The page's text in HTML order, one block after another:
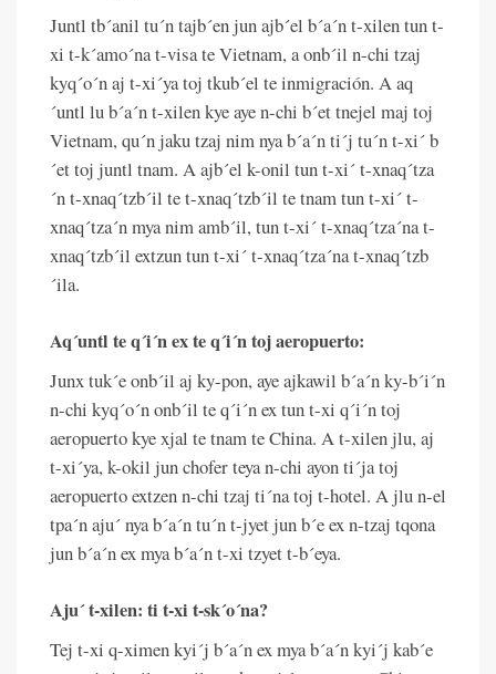
Juntl tb´anil tu´n tajb´en jun ajb´el b´a´n t-xilen tun t-
xi t-k´amo´na t-visa te Vietnam, a onb´il n-chi tzaj
kyq´o´n aj t-xi´ya toj tkub´el te inmigración. A aq
´untl lu b´a´n t-xilen kye aye n-chi b´et tnejel maj toj
Vietnam, qu´n jaku tzaj nim nya b´a´n ti´j tu´n t-xi´ b
´et toj juntl tnam. A ajb´el k-onil tun t-xi´ t-xnaq´tza
´n t-xnaq´tzb´il te t-xnaq´tzb´il te tnam tun t-xi´ t-
xnaq´tza´n mya nim amb´il, tun t-xi´ t-xnaq´tza´na t-
xnaq´tzb´il extzun tun t-xi´ t-xnaq´tza´na t-xnaq´tzb
´ila.
Aq´untl te q´i´n ex te q´i´n toj aeropuerto:
Junx tuk´e onb´il aj ky-pon, aye ajkawil b´a´n ky-b´i´n
n-chi kyq´o´n onb´il te q´i´n ex tun t-xi q´i´n toj
aeropuerto kye xjal te tnam te China. A t-xilen jlu, aj
t-xi´ya, k-okil jun chofer teya n-chi ayon ti´ja toj
aeropuerto extzen n-chi tzaj ti´na toj t-hotel. A jlu n-el
tpa´n aju´ nya b´a´n tu´n t-jyet jun b´e ex n-tzaj tqona
jun b´a´n ex mya b´a´n t-xi tzyet t-b´eya.
Aju´ t-xilen: ti t-xi t-sk´o´na?
Tej t-xi q-ximen kyi´j b´a´n ex mya b´a´n kyi´j kab´e